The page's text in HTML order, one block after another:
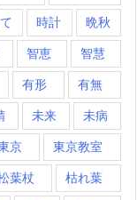
時計 晩秋
智恵 智慧
有形 有無
未来 未病
京 東京教室
葉杖 枯れ葉